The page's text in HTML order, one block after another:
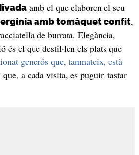
amb el que elaboren el seu
amb tomàquet confit,
de burrata. Elegància,
és el que destil·len els plats que
generós que, tanmateix, està
a cada visita, es puguin tastar